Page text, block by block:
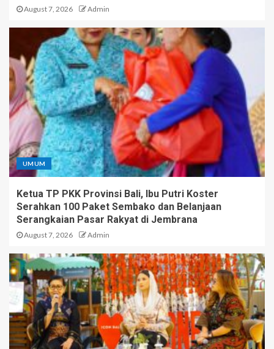
August 7, 2026 Admin
UMUM
Ketua TP PKK Provinsi Bali, Ibu Putri Koster
Serahkan 100 Paket Sembako dan Belanjaan
Serangkaian Pasar Rakyat di Jembrana
August 7, 2026 Admin